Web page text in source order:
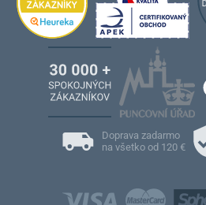
Doprava zadarmo
na všetko od 120 €